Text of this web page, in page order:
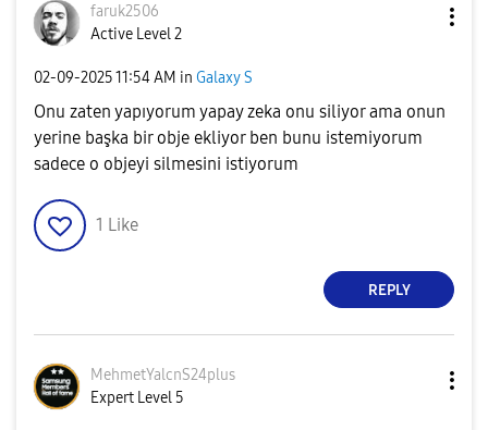
faruk2506
Active Level 2
‎02-09-202511:54 AM in Galaxy S
Onu zaten yapıyorum yapay zeka onu siliyor ama onun
yerine başka bir obje ekliyor ben bunu istemiyorum
sadece o objeyi silmesini istiyorum
1 Like
REPLY
MehmetYalcnS24plus
Expert Level 5